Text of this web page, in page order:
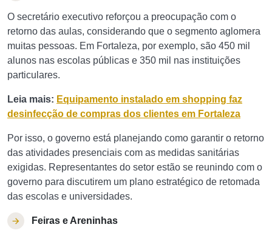
O secretário executivo reforçou a preocupação com o
retorno das aulas, considerando que o segmento aglomera
muitas pessoas. Em Fortaleza, por exemplo, são 450 mil
alunos nas escolas públicas e 350 mil nas instituições
particulares.
Leia mais: Equipamento instalado em shopping faz
desinfecção de compras dos clientes em Fortaleza
Por isso, o governo está planejando como garantir o retorno
das atividades presenciais com as medidas sanitárias
exigidas. Representantes do setor estão se reunindo com o
governo para discutirem um plano estratégico de retomada
das escolas e universidades.
Feiras e Areninhas